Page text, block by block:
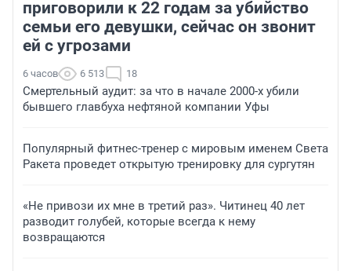
приговорили к 22 годам за убийство
семьи его девушки, сейчас он звонит
ей с угрозами
6 часов 6 513 18
Смертельный аудит: за что в начале 2000-х убили
бывшего главбуха нефтяной компании Уфы
Популярный фитнес-тренер с мировым именем Света
Ракета проведет открытую тренировку для сургутян
«Не привози их мне в третий раз». Читинец 40 лет
разводит голубей, которые всегда к нему
возвращаются